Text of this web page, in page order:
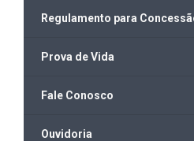
Regulamento para
Prova de Vida
Fale Conosco
Ouvidoria